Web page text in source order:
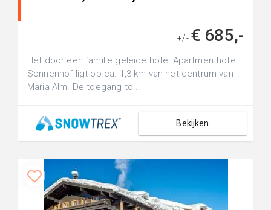
+/- € 685,-
Het door een familie geleide hotel Apartmenthotel
Sonnenhof ligt op ca. 1,3 km van het centrum van
Maria Alm. De toegang to...
Bekijken